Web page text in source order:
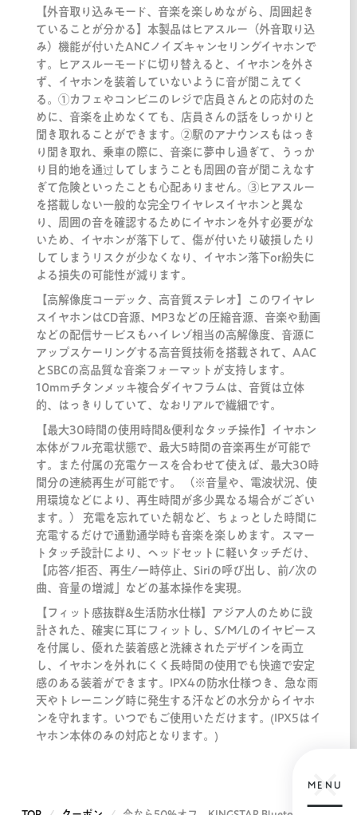
【外音取り込みモード、音楽を楽しめながら、周囲起き
ていることが分かる】本製品はヒアスルー（外音取り込
み）機能が付いたANCノイズキャンセリングイヤホンで
す。ヒアスルーモードに切り替えると、イヤホンを外さ
ず、イヤホンを装着していないように音が聞こえてく
る。①カフェやコンビニのレジで店員さんとの応対のた
めに、音楽を止めなくても、店員さんの話をしっかりと
聞き取れることができます。②駅のアナウンスもはっき
り聞き取れ、乗車の際に、音楽に夢中し過ぎて、うっか
り目的地を通过してしまうことも周囲の音が聞こえなす
ぎて危険といったことも心配ありません。③ヒアスルー
を搭載しない一般的な完全ワイヤレスイヤホンと異な
り、周囲の音を確認するためにイヤホンを外す必要がな
いため、イヤホンが落下して、傷が付いたり破損したり
してしまうリスクが少なくなり、イヤホン落下or紛失に
よる損失の可能性が減ります。
【高解像度コーデック、高音質ステレオ】このワイヤレ
スイヤホンはCD音源、MP3などの圧縮音源、音楽や動画
などの配信サービスもハイレゾ相当の高解像度、音源に
アップスケーリングする高音質技術を搭載されて、AAC
とSBCの高品質な音楽フォーマットが支持します。
10mmチタンメッキ複合ダイヤフラムは、音質は立体
的、はっきりしていて、なおリアルで繊細です。
【最大30時間の使用時間&便利なタッチ操作】イヤホン
本体がフル充電状態で、最大5時間の音楽再生が可能で
す。また付属の充電ケースを合わせて使えば、最大30時
間分の連続再生が可能です。 （※音量や、電波状況、使
用環境などにより、再生時間が多少異なる場合がござい
ます。） 充電を忘れていた朝など、ちょっとした時間に
充電するだけで通勤通学時も音楽を楽しめます。スマー
トタッチ設計により、ヘッドセットに軽いタッチだけ、
【応答/拒否、再生/一時停止、Siriの呼び出し、前/次の
曲、音量の増減」などの基本操作を実現。
【フィット感抜群&生活防水仕様】アジア人のために設
計された、確実に耳にフィットし、S/M/Lのイヤピース
を付属し、優れた装着感と洗練されたデザインを両立
し、イヤホンを外れにくく長時間の使用でも快適で安定
感のある装着ができます。IPX4の防水仕様つき、急な雨
天やトレーニング時に発生する汗などの水分からイヤホ
ンを守れます。いつでもご使用いただけます。(IPX5はイ
ヤホン本体のみの対応となります。)
MENU